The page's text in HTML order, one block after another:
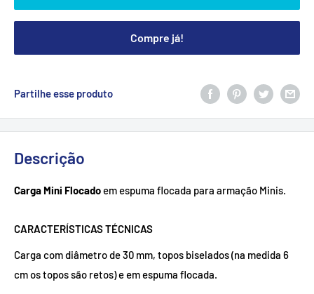
Compre já!
Partilhe esse produto
Descrição
Carga Mini Flocadoem espuma flocada para armação Minis.
CARACTERÍSTICAS TÉCNICAS
Carga com diâmetro de 30 mm, topos biselados (na medida 6
cm os topos são retos) e em espuma flocada.